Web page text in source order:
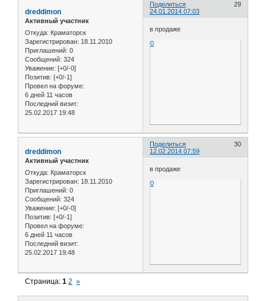
Поделиться
29
24.01.2014 07:03
dreddimon
Активный участник
Откуда: Краматорск
Зарегистрирован: 18.11.2010
Приглашений: 0
Сообщений: 324
Уважение: [+0/-0]
Позитив: [+0/-1]
Провел на форуме:
6 дней 11 часов
Последний визит:
25.02.2017 19:48
в продаже
0
Поделиться
30
12.02.2014 07:59
dreddimon
Активный участник
Откуда: Краматорск
Зарегистрирован: 18.11.2010
Приглашений: 0
Сообщений: 324
Уважение: [+0/-0]
Позитив: [+0/-1]
Провел на форуме:
6 дней 11 часов
Последний визит:
25.02.2017 19:48
в продаже
0
Страница:1 2 »